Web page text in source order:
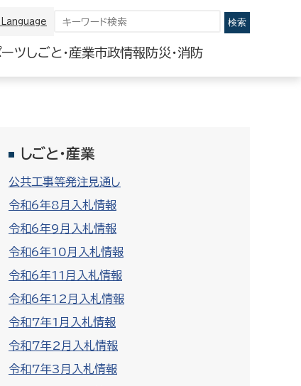
ーツしごと・産業市政情報 防災・消防
しごと・産業
公共工事等発注見通し
令和6年8月入札情報
令和6年9月入札情報
令和6年10月入札情報
令和6年11月入札情報
令和6年12月入札情報
令和7年1月入札情報
令和7年2月入札情報
令和7年3月入札情報